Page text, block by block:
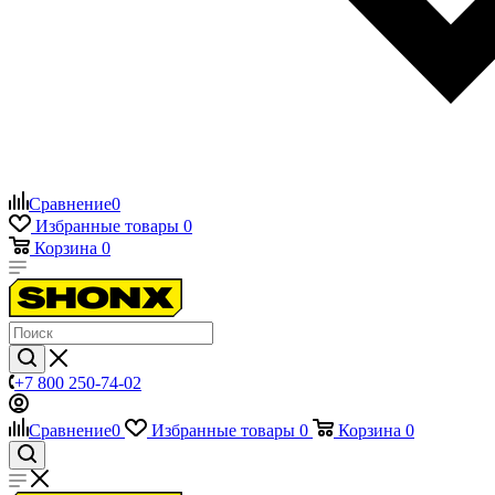
Сравнение0
Избранные товары 0
Корзина 0
+7 800 250-74-02
Сравнение0 Избранные товары 0 Корзина 0